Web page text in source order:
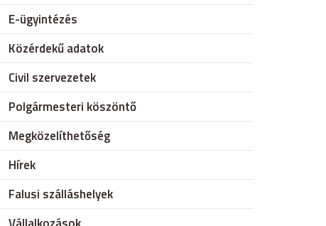
E-ügyintézés
Közérdekű adatok
Civil szervezetek
Polgármesteri köszöntő
Megközelíthetőség
Hírek
Falusi szálláshelyek